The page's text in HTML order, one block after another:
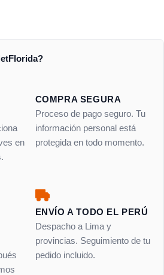
en
COMPRA SEGURA
Proceso de pago seguro. Tu
información personal está
protegida en todo momento.
ENVÍO A TODO EL PERÚ
Despacho a Lima y
provincias. Seguimiento de tu
pedido incluido.